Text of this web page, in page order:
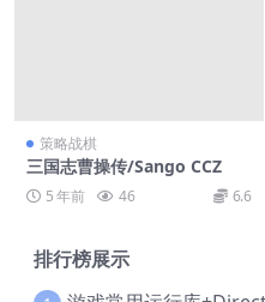
策略战棋
三国志曹操传/Sango CCZ
5 年前 46 6.6
排行榜展示